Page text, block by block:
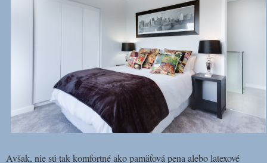
Avšak, nie sú tak komfortné ako pamäťová pena alebo latexové